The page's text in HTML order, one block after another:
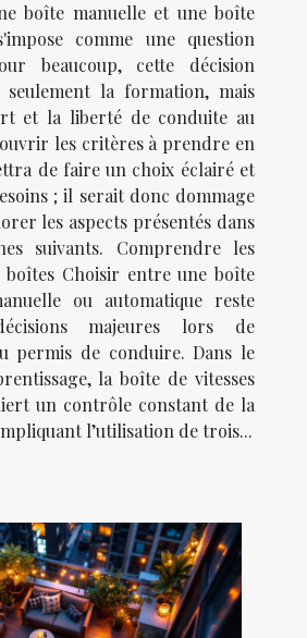
boîte manuelle et une boîte
comme une question
beaucoup, cette décision
la formation, mais
et la liberté de conduite au
les critères à prendre en
de faire un choix éclairé et
; il serait donc dommage
les aspects présentés dans
suivants. Comprendre les
boîtes Choisir entre une boîte
ou automatique reste
majeures lors de
permis de conduire. Dans le
la boîte de vitesses
un contrôle constant de la
l’utilisation de trois...